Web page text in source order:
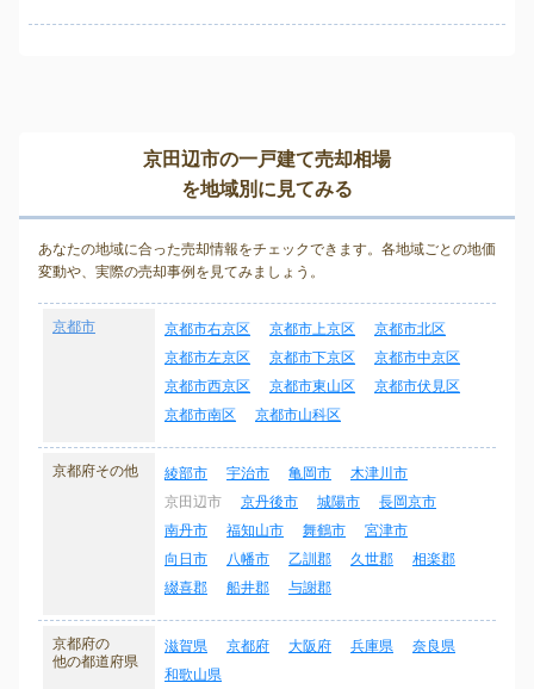
京田辺市の一戸建て売却相場
を地域別に見てみる
あなたの地域に合った売却情報をチェックできます。各地域ごとの地価
変動や、実際の売却事例を見てみましょう。
京都市 京都市右京区 京都市上京区
京都市北区
京都市左京区
京都市下京区
京都市中京区
京都市西京区
京都市東山区
京都市伏見区
京都市南区
京都市山科区
京都府その他 綾部市 宇治市 亀岡市
木津川市
京田辺市
京丹後市 城陽市
長岡京市
南丹市
福知山市 舞鶴市
宮津市
向日市
八幡市 乙訓郡 久世郡
相楽郡
綴喜郡
船井郡 与謝郡
京都府の
他の都道府県
滋賀県 京都府 大阪府 兵庫県
奈良県
和歌山県